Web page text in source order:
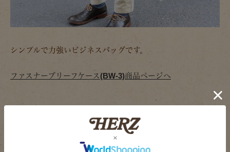
シンプルで力強いビジネスバッグです。
ファスナーブリーフケース(BW-3)商品ページへ
新作アイテム一覧はこちら